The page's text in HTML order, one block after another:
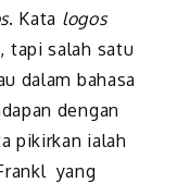
. Kata logos
tapi salah satu
dalam bahasa
dengan
pikirkan ialah
yang